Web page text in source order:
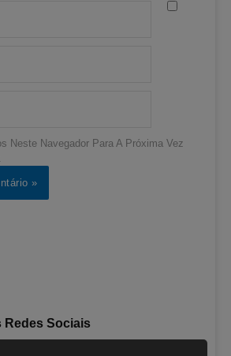
Neste Navegador Para A Próxima Vez
Redes Sociais